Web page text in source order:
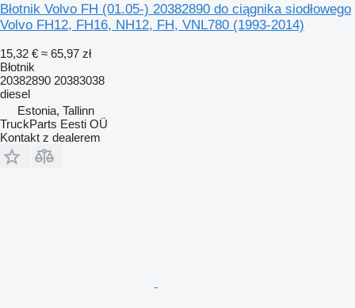
Błotnik Volvo FH (01.05-) 20382890 do ciągnika siodłowego
Volvo FH12, FH16, NH12, FH, VNL780 (1993-2014)
15,32 € ≈ 65,97 zł
Błotnik
20382890 20383038
diesel
Estonia, Tallinn
TruckParts Eesti OÜ
Kontakt z dealerem